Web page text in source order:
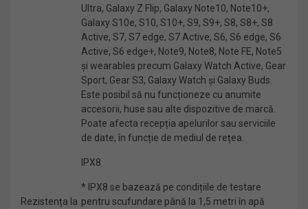
Ultra, Galaxy Z Flip, Galaxy Note10, Note10+,
Galaxy S10e, S10, S10+, S9, S9+, S8, S8+, S8
Active, S7, S7 edge, S7 Active, S6, S6 edge, S6
Active, S6 edge+, Note9, Note8, Note FE, Note5
și wearables precum Galaxy Watch Active, Gear
Sport, Gear S3, Galaxy Watch și Galaxy Buds.
Este posibil să nu funcționeze cu anumite
accesorii, huse sau alte dispozitive de marcă.
Poate afecta recepția apelurilor sau serviciile
de date, în funcție de mediul de rețea.
Rezistența la
IPX8
* IPX8 se bazează pe condițiile de testare
pentru scufundare până la 1,5 metri în apă